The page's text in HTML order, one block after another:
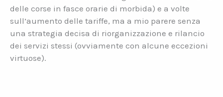
delle corse in fasce orarie di morbida) e a volte
sull’aumento delle tariffe, ma a mio parere senza
una strategia decisa di riorganizzazione e rilancio
dei servizi stessi (ovviamente con alcune eccezioni
virtuose).